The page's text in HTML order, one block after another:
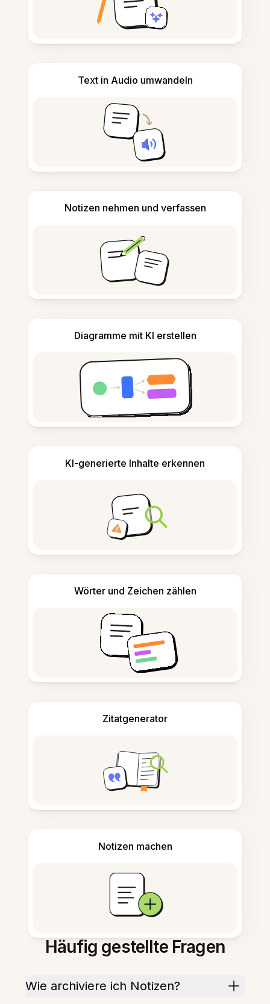
Text in Audio umwandeln
Notizen nehmen und verfassen
Diagramme mit KI erstellen
KI-generierte Inhalte erkennen
Wörter und Zeichen zählen
Zitatgenerator
Notizen machen
Häufig gestellte Fragen
Wie archiviere ich Notizen?